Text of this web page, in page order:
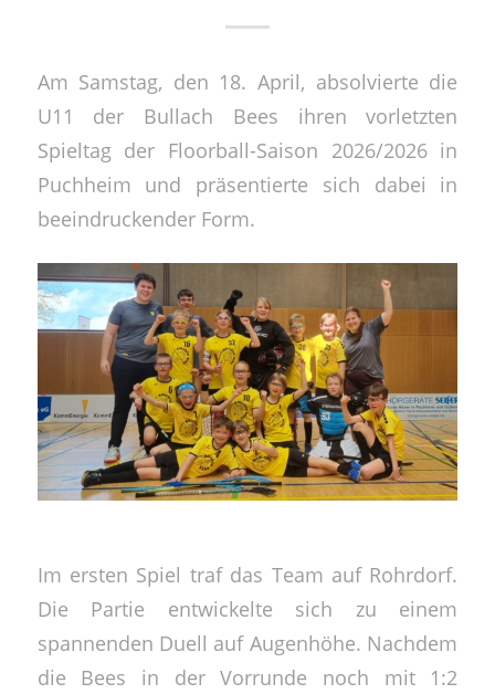
Am Samstag, den 18. April, absolvierte die
U11 der Bullach Bees ihren vorletzten
Spieltag der Floorball-Saison 2026/2026 in
Puchheim und präsentierte sich dabei in
beeindruckender Form.
Im ersten Spiel traf das Team auf Rohrdorf.
Die Partie entwickelte sich zu einem
spannenden Duell auf Augenhöhe. Nachdem
die Bees in der Vorrunde noch mit 1:2